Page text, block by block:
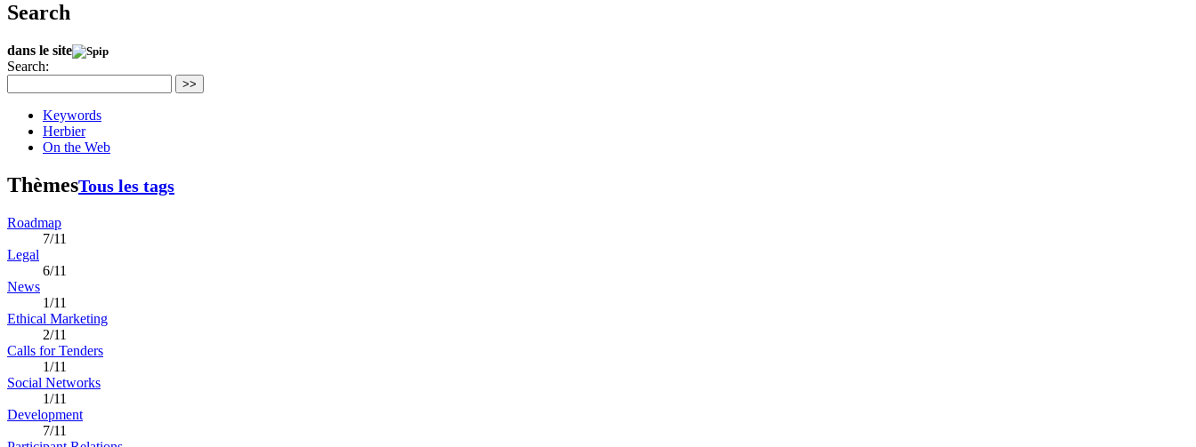
Search
dans le site
Search:
>>
Keywords
Herbier
On the Web
ThèmesTous les tags
Roadmap
7/11
Legal
6/11
News
1/11
Ethical Marketing
2/11
Calls for Tenders
1/11
Social Networks
1/11
Development
7/11